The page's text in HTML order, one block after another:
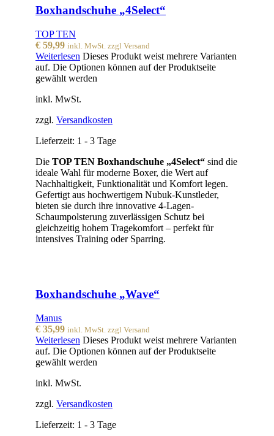
Boxhandschuhe „4Select“
TOP TEN
€ 59,99 inkl. MwSt. zzgl Versand
Weiterlesen Dieses Produkt weist mehrere Varianten
auf. Die Optionen können auf der Produktseite
gewählt werden
inkl. MwSt.
zzgl. Versandkosten
Lieferzeit: 1 - 3 Tage
Die TOP TEN Boxhandschuhe „4Select“ sind die
ideale Wahl für moderne Boxer, die Wert auf
Nachhaltigkeit, Funktionalität und Komfort legen.
Gefertigt aus hochwertigem Nubuk-Kunstleder,
bieten sie durch ihre innovative 4-Lagen-
Schaumpolsterung zuverlässigen Schutz bei
gleichzeitig hohem Tragekomfort – perfekt für
intensives Training oder Sparring.
Boxhandschuhe „Wave“
Manus
€ 35,99 inkl. MwSt. zzgl Versand
Weiterlesen Dieses Produkt weist mehrere Varianten
auf. Die Optionen können auf der Produktseite
gewählt werden
inkl. MwSt.
zzgl. Versandkosten
Lieferzeit: 1 - 3 Tage